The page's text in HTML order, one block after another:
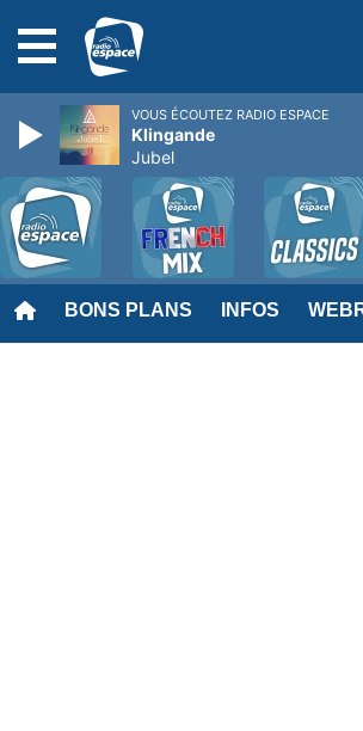
BONS PLANS INFOS
VOUS ÉCOUTEZ RADIO ESPACE
Klingande
Jubel